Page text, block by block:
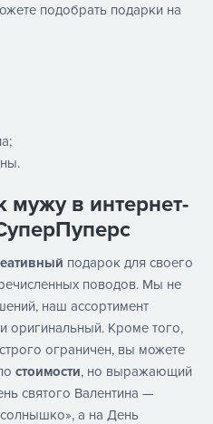
подобрать подарки на
в интернет-
подарок для своего
поводов. Мы не
наш ассортимент
оригинальный. Кроме того,
ограничен, вы можете
стоимости, но выражающий
святого Валентина —
а на День